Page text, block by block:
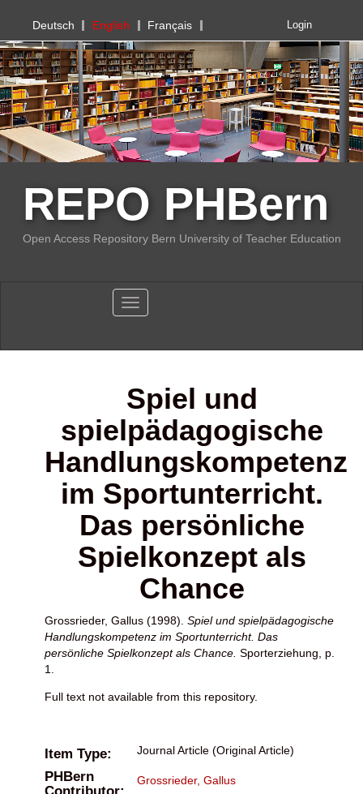
PHBern
Deutsch English Français Login
REPO PHBern
Open Access Repository Bern University of Teacher Education
Toggle navigation
Spiel und
spielpädagogische
Handlungskompetenz
im Sportunterricht.
Das persönliche
Spielkonzept als
Chance
Grossrieder, Gallus (1998). Spiel und spielpädagogische
Handlungskompetenz im Sportunterricht. Das
persönliche Spielkonzept als Chance. Sporterziehung, p.
1.
Full text not available from this repository.
Item Type: Journal Article (Original Article)
PHBern
Contributor:
Grossrieder, Gallus